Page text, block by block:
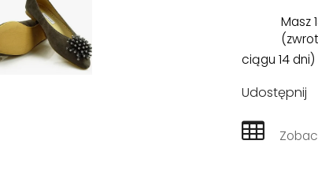
Masz
ciągu 14 dni)
Udostępnij